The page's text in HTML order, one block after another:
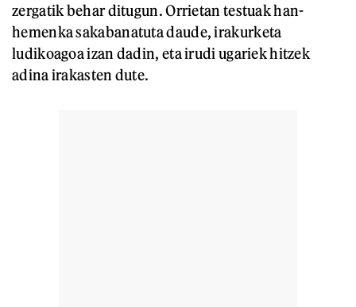
zergatik behar ditugun. Orrietan testuak han-
hemenka sakabanatuta daude, irakurketa
ludikoagoa izan dadin, eta irudi ugariek hitzek
adina irakasten dute.